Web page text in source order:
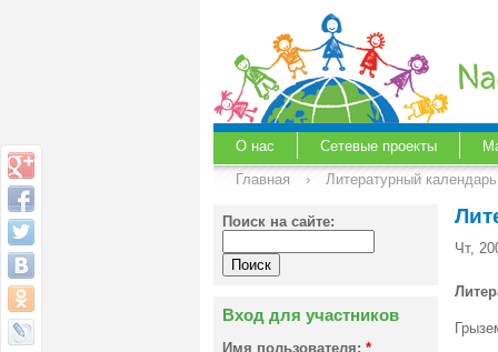
О нас Сетевые проекты
Главная
› Литературный календарь
Поиск на сайте:
Вход для участников
Имя пользователя: *
Чт,